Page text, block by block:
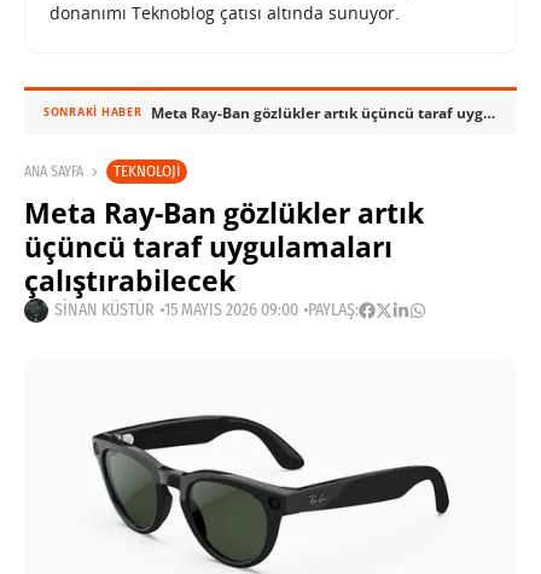
donanımı Teknoblog çatısı altında sunuyor.
SONRAKI HABER Meta Ray-Ban gözlükler artık üçüncü taraf uygulamaları çalıştırabilecek
ANA SAYFA TEKNOLOJI
Meta Ray-Ban gözlükler artık
üçüncü taraf uygulamaları
çalıştırabilecek
SINAN KÜSTÜR 15 MAYIS 2026 09:00 PAYLAŞ: